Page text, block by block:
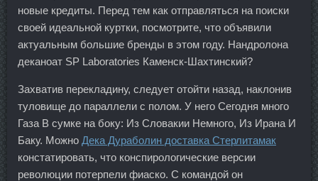
новые кредиты. Перед тем как отправляться на поиски
своей идеальной куртки, посмотрите, что объявили
актуальным большие бренды в этом году. Нандролона
деканоат SP Laboratories Каменск-Шахтинский?
Захватив перекладину, следует отойти назад, наклонив
туловище до параллели с полом. У него Сегодня много
Газа В сумке на боку: Из Словакии Немного, Из Ирана И
Баку. Можно Дека Дураболин доставка Стерлитамак
констатировать, что конспирологические версии
революции потерпели фиаско. С командой он